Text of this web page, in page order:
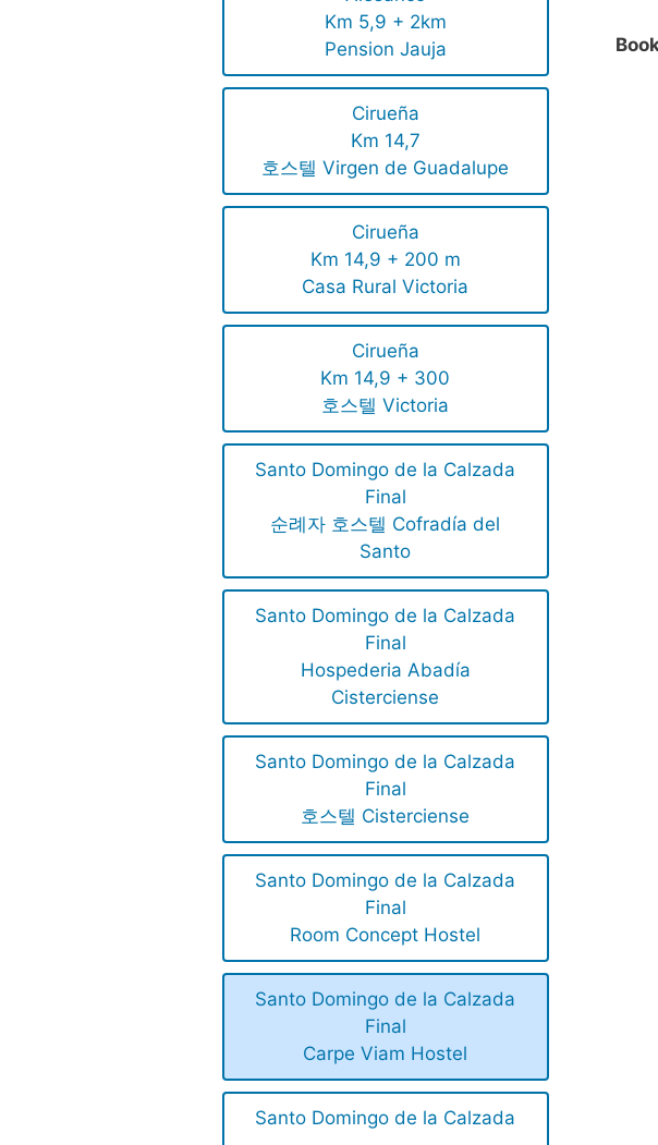
Km 5,9 + 2km
Pension Jauja
Cirueña
Km 14,7
호스텔 Virgen de Guadalupe
Cirueña
Km 14,9 + 200 m
Casa Rural Victoria
Cirueña
Km 14,9 + 300
호스텔 Victoria
Santo Domingo de la Calzada
Final
순례자 호스텔 Cofradía del
Santo
Santo Domingo de la Calzada
Final
Hospederia Abadía
Cisterciense
Santo Domingo de la Calzada
Final
호스텔 Cisterciense
Santo Domingo de la Calzada
Final
Room Concept Hostel
Santo Domingo de la Calzada
Final
Carpe Viam Hostel
Santo Domingo de la Calzada